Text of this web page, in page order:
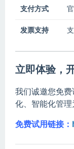
支付方式
发票支持
立即体验，
我们诚邀您免
化、智能化管理
免费试用链接：